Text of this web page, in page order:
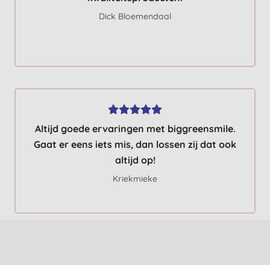
Dick Bloemendaal
Altijd goede ervaringen met biggreensmile.
Gaat er eens iets mis, dan lossen zij dat ook
altijd op!
Kriekmieke